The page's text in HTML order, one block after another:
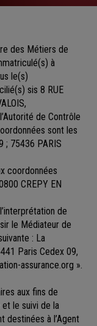
des Métiers de
à
le(s)
sis 8 RUE
de Contrôle
sont les
; 75436 PARIS
coordonnées
CREPY EN
de
le Médiateur de
: La
Paris Cedex 09,
assurance.org ».
aux fins de
le suivi de la
destinées à l’Agent